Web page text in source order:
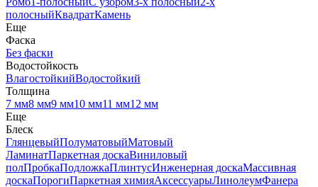
полосныйКвадратКамень
Еще
Фаска
Без фаски
Водостойкость
ВлагостойкийВодостойкий
Толщина
7 мм8 мм9 мм10 мм11 мм12 мм
Еще
Блеск
ГлянцевыйПолуматовыйМатовый
ЛаминатПаркетная доскаВиниловый
полПробкаПодложкаПлинтусИнженерная доскаМассивная
доскаПорогиПаркетная химияАксессуарыЛинолеумФанера